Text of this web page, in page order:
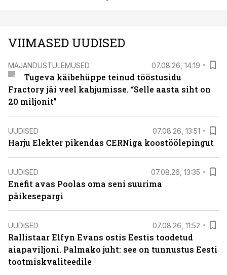
VIIMASED UUDISED
MAJANDUSTULEMUSED 07.08.26, 14:19
Tugeva käibehüppe teinud tööstusidu
Fractory jäi veel kahjumisse. “Selle aasta siht on
20 miljonit”
UUDISED 07.08.26, 13:51
Harju Elekter pikendas CERNiga koostöölepingut
UUDISED 07.08.26, 13:35
Enefit avas Poolas oma seni suurima
päikesepargi
UUDISED 07.08.26, 11:52
Rallistaar Elfyn Evans ostis Eestis toodetud
aiapaviljoni. Palmako juht: see on tunnustus Eesti
tootmiskvaliteedile